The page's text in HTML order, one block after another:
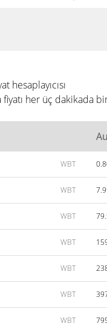
hesaplayıcısı
fiyatı her üç
WBT
WBT
WBT
WBT
WBT
WBT
WBT